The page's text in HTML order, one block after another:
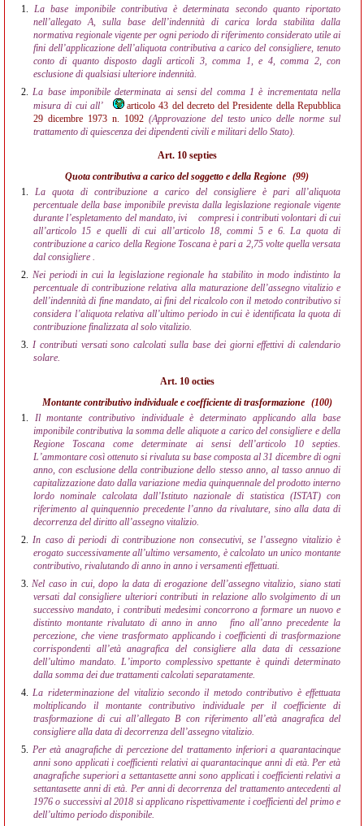
1.La base imponibile contributiva è determinata secondo quanto riportato
nell’allegato A, sulla base dell’indennità di carica lorda stabilita dalla
normativa regionale vigente per ogni periodo di riferimento considerato utile ai
fini dell’applicazione dell’aliquota contributiva a carico del consigliere, tenuto
conto di quanto disposto dagli articoli 3, comma 1, e 4, comma 2, con
esclusione di qualsiasi ulteriore indennità.
2.La base imponibile determinata ai sensi del comma 1 è incrementata nella
misura di cui all’
articolo 43 del decreto del Presidente della Repubblica
29 dicembre 1973 n. 1092 (Approvazione del testo unico delle norme sul
trattamento di quiescenza dei dipendenti civili e militari dello Stato).
Art. 10 septies
Quota contributiva a carico del soggetto e della Regione (99)
1. La quota di contribuzione a carico del consigliere è pari all’aliquota
percentuale della base imponibile prevista dalla legislazione regionale vigente
durante l’espletamento del mandato, ivi
compresi i contributi volontari di cui
all’articolo 15 e quelli di cui all’articolo 18, commi 5 e 6. La quota di
contribuzione a carico della Regione Toscana è pari a 2,75 volte quella versata
dal consigliere .
2. Nei periodi in cui la legislazione regionale ha stabilito in modo indistinto la
percentuale di contribuzione relativa alla maturazione dell’assegno vitalizio e
dell’indennità di fine mandato, ai fini del ricalcolo con il metodo contributivo si
considera l’aliquota relativa all’ultimo periodo in cui è identificata la quota di
contribuzione finalizzata al solo vitalizio.
3. I contributi versati sono calcolati sulla base dei giorni effettivi di calendario
solare.
Art. 10 octies
Montante contributivo individuale e coefficiente di trasformazione (100)
1. Il montante contributivo individuale è determinato applicando alla base
imponibile contributiva la somma delle aliquote a carico del consigliere e della
Regione Toscana come determinate ai sensi dell’articolo 10 septies.
L’ammontare così ottenuto si rivaluta su base composta al 31 dicembre di ogni
anno, con esclusione della contribuzione dello stesso anno, al tasso annuo di
capitalizzazione dato dalla variazione media quinquennale del prodotto interno
lordo nominale calcolata dall’Istituto nazionale di statistica (ISTAT) con
riferimento al quinquennio precedente l’anno da rivalutare, sino alla data di
decorrenza del diritto all’assegno vitalizio.
2.In caso di periodi di contribuzione non consecutivi, se l’assegno vitalizio è
erogato successivamente all’ultimo versamento, è calcolato un unico montante
contributivo, rivalutando di anno in anno i versamenti effettuati.
3.Nel caso in cui, dopo la data di erogazione dell’assegno vitalizio, siano stati
versati dal consigliere ulteriori contributi in relazione allo svolgimento di un
successivo mandato, i contributi medesimi concorrono a formare un nuovo e
distinto montante rivalutato di anno in anno
fino all’anno precedente la
percezione, che viene trasformato applicando i coefficienti di trasformazione
corrispondenti all’età anagrafica del consigliere alla data di cessazione
dell’ultimo mandato. L’importo complessivo spettante è quindi determinato
dalla somma dei due trattamenti calcolati separatamente.
4.La rideterminazione del vitalizio secondo il metodo contributivo è effettuata
moltiplicando il montante contributivo individuale per il coefficiente di
trasformazione di cui all’allegato B con riferimento all’età anagrafica del
consigliere alla data di decorrenza dell’assegno vitalizio.
5. Per età anagrafiche di percezione del trattamento inferiori a quarantacinque
anni sono applicati i coefficienti relativi ai quarantacinque anni di età. Per età
anagrafiche superiori a settantasette anni sono applicati i coefficienti relativi a
settantasette anni di età. Per anni di decorrenza del trattamento antecedenti al
1976 o successivi al 2018 si applicano rispettivamente i coefficienti del primo e
dell’ultimo periodo disponibile.